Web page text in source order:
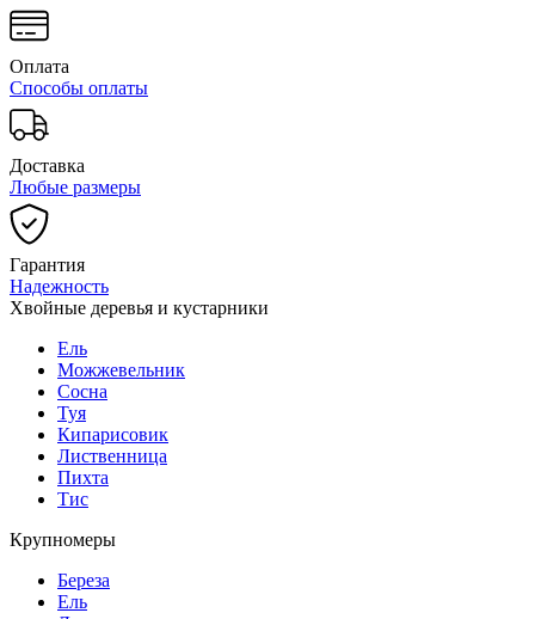
Оплата
Способы оплаты
Доставка
Любые размеры
Гарантия
Надежность
Хвойные деревья и кустарники
Ель
Можжевельник
Сосна
Туя
Кипарисовик
Лиственница
Пихта
Тис
Крупномеры
Береза
Ель